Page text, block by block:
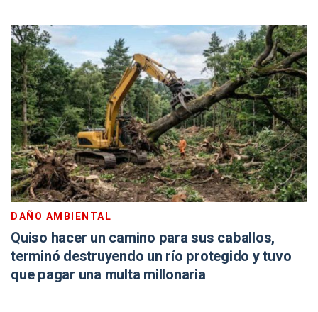
DAÑO AMBIENTAL
Quiso hacer un camino para sus caballos,
terminó destruyendo un río protegido y tuvo
que pagar una multa millonaria